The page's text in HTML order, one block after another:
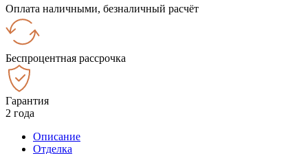
Оплата наличными, безналичный расчёт
Беспроцентная рассрочка
Гарантия
2 года
Описание
Отделка